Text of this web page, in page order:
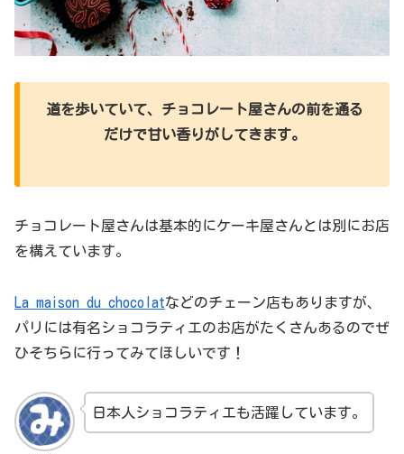
道を歩いていて、チョコレート屋さんの前を通る
だけで甘い香りがしてきます。
チョコレート屋さんは基本的にケーキ屋さんとは別にお店
を構えています。
La maison du chocolatなどのチェーン店もありますが、
パリには有名ショコラティエのお店がたくさんあるのでぜ
ひそちらに行ってみてほしいです！
日本人ショコラティエも活躍しています。